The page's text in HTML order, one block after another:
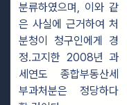
분류하였으며, 이와 같
은 사실에 근거하여 처
분청이 청구인에게 경
정․고지한 2008년 과
세연도 종합부동산세
부과처분은 정당하다